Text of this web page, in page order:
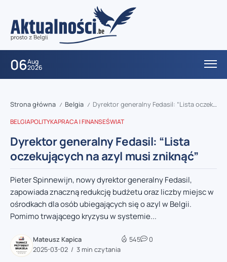
06Aug
2026
Strona główna / Belgia / Dyrektor generalny Fedasil: “Lista oczekujących na azyl musi zniknąć”
BELGIAPOLITYKAPRACA I FINANSEŚWIAT
Dyrektor generalny Fedasil: “Lista
oczekujących na azyl musi zniknąć”
Pieter Spinnewijn, nowy dyrektor generalny Fedasil,
zapowiada znaczną redukcję budżetu oraz liczby miejsc w
ośrodkach dla osób ubiegających się o azyl w Belgii.
Pomimo trwającego kryzysu w systemie...
Mateusz Kapica
2025-03-02
3 min czytania
545 0